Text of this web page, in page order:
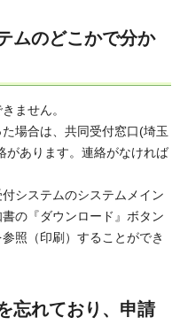
ムのどこかで分か
ません。
場合は、共同受付窓口(埼玉
があります。連絡がなければ
システムのシステムメイン
の『ダウンロード』ボタン
照（印刷）することができ
忘れており、申請